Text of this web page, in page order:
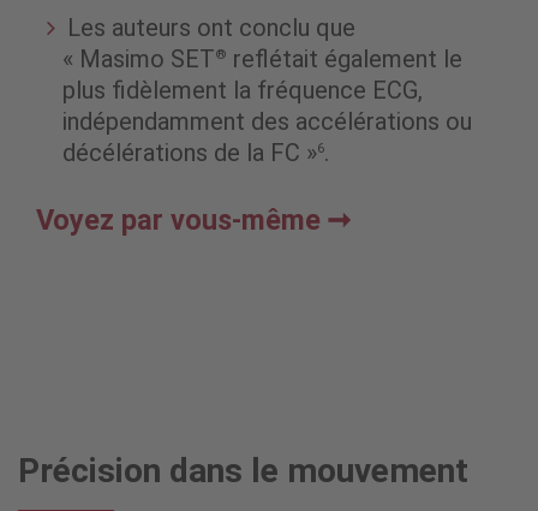
Les auteurs ont conclu que
« Masimo SET® reflétait également le
plus fidèlement la fréquence ECG,
indépendamment des accélérations ou
décélérations de la FC »6.
Voyez par vous-même
Précision dans le mouvement